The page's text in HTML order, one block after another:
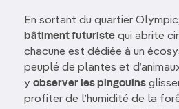
En sortant du quartier Olympic,
bâtiment futuriste qui abrite
chacune est dédiée à un
peuplé de plantes et
y observer les pingouins
profiter de l’humidité de la